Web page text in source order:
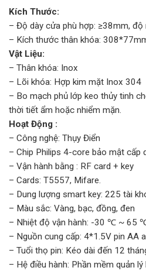
Kích Thước:
– Độ dày cửa phù hợp: ≥38mm,
– Kích thước thân khóa:
Vật Liệu:
– Thân khóa: Inox
– Lõi khóa: Hợp kim mặt Inox 304
– Bo mạch phủ lớp keo thủy tinh
thời tiết ẩm hoặc nhiểm mặn.
Hoạt Động :
– Công nghệ: Thụy Điển
– Chip Philips 4-core bảo mật cấp
– Vận hành bằng : RF card + key
– Cards: T5557, Mifare.
– Dung lượng smart key: 225 tài
– Màu sắc: Vàng, bạc, đồng, đen
– Nhiệt độ vận hành: -30 ℃ ~ 65
– Nguồn cung cấp: 4*1.5V pin AA
– Tuổi thọ pin: Kéo dài đến 12
– Hệ điều hành: Phần mềm quản lý